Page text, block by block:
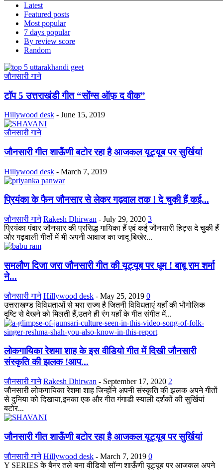
Latest
Featured posts
Most popular
7 days popular
By review score
Random
जौनसारी गाने
टॉप 5 उत्तराखंडी गीत “सोंग्स ऑफ़ द वीक”
Hillywood desk - June 15, 2019
जौनसारी गाने
जौनसारी गीत शाऊँणी बटोर रहा है आजकल यूट्यूब पर सुर्खियां
Hillywood desk - March 7, 2019
प्रियंका के फैन जौनसार से लेकर गढ़वाल तक ! दे चुकी हैं कई...
जौनसारी गाने Rakesh Dhirwan - July 29, 2020 3
प्रियंका पंवार जौनसार की प्रसिद्ध गायिका हैं एवं कई जौनसारी हिट्स दे चुकी हैं
और गढ़वाली गीतों में भी अपनी आवाज का जादू बिखेर...
समलौण दिजा जरा जौनसारी गीत की यूट्यूब पर धूम ! बाबू राम शर्मा
ने...
जौनसारी गाने Hillywood desk - May 25, 2019 0
उत्तराखण्ड विविधताओं से भरा राज्य है जितनी विविधताएं यहाँ की भौगोलिक
दृष्टि से देखने को मिलती हैं,उतने ही रंग यहाँ के गीत संगीत में...
लोकगायिका रेशमा शाह के इस वीडियो गीत में दिखी जौनसारी
संस्कृति की झलक !आप...
जौनसारी गाने Rakesh Dhirwan - September 17, 2020 2
जौनसारी लोकगायिका रेशमा शाह जिन्होंने अपनी संस्कृति की झलक अपने गीतों
से दुनिया को दिखाया,इनका एक और गीत गंगाडी स्याली दर्शकों की सुर्खियां
बटोर...
जौनसारी गीत शाऊँणी बटोर रहा है आजकल यूट्यूब पर सुर्खियां
जौनसारी गाने Hillywood desk - March 7, 2019 0
Y SERIES के बैनर तले बना वीडियो सॉन्ग शाऊँणी यूट्यूब पर आजकल अपने